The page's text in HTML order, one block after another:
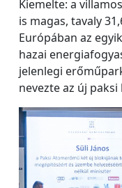
Kiemelte: a
is magas, tavaly
Európában az
hazai
jelenlegi
nevezte az új